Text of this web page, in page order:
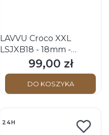
LAVVU Croco XXL
LSJXB18 - 18mm -
CZARNY - Skórzany
pasek do zegarka
Cena
99,00 zł
DO KOSZYKA
24H